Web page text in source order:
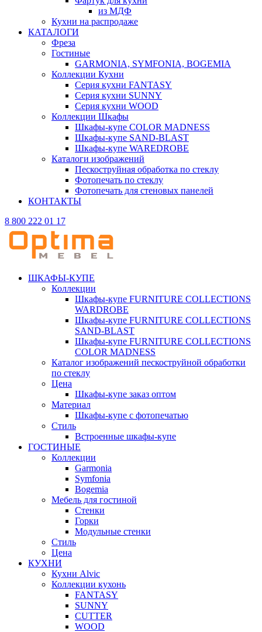
из МДФ
Кухни на распродаже
КАТАЛОГИ
Фреза
Гостиные
GARMONIA, SYMFONIA, BOGEMIA
Коллекции Кухни
Серия кухни FANTASY
Серия кухни SUNNY
Серия кухни WOOD
Коллекции Шкафы
Шкафы-купе COLOR MADNESS
Шкафы-купе SAND-BLAST
Шкафы-купе WAREDROBE
Каталоги изображений
Пескоструйная обработка по стеклу
Фотопечать по стеклу
Фотопечать для стеновых панелей
КОНТАКТЫ
8 800 222 01 17
ШКАФЫ-КУПЕ
Коллекции
Шкафы-купе FURNITURE COLLECTIONS
WARDROBE
Шкафы-купе FURNITURE COLLECTIONS
SAND-BLAST
Шкафы-купе FURNITURE COLLECTIONS
COLOR MADNESS
Каталог изображений пескоструйной обработки
по стеклу
Цена
Шкафы-купе заказ оптом
Материал
Шкафы-купе с фотопечатью
Стиль
Встроенные шкафы-купе
ГОСТИНЫЕ
Коллекции
Garmonia
Symfonia
Bogemia
Мебель для гостиной
Стенки
Горки
Модульные стенки
Стиль
Цена
КУХНИ
Кухни Alvic
Коллекции кухонь
FANTASY
SUNNY
CUTTER
WOOD